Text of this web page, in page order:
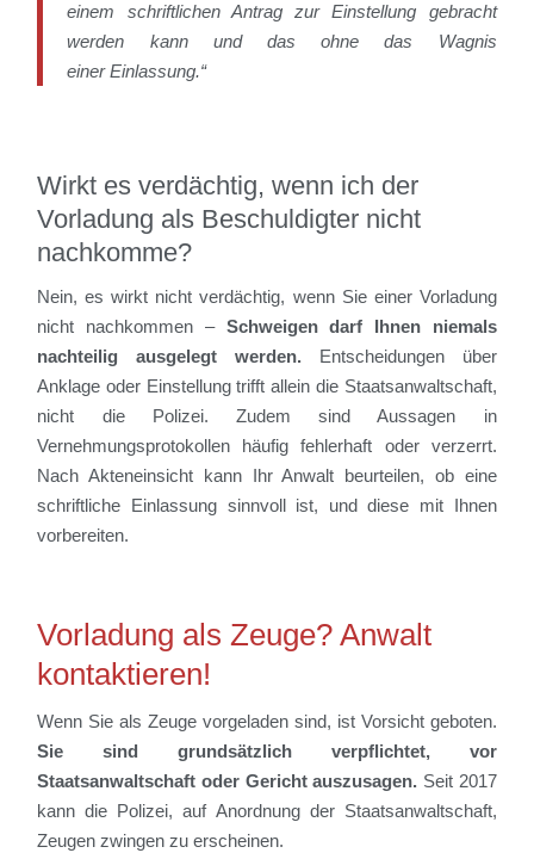
einem schriftlichen Antrag zur Einstellung gebracht
werden kann und das ohne das Wagnis
einer Einlassung.“
Wirkt es verdächtig, wenn ich der
Vorladung als Beschuldigter nicht
nachkomme?
Nein, es wirkt nicht verdächtig, wenn Sie einer Vorladung
nicht nachkommen – Schweigen darf Ihnen niemals
nachteilig ausgelegt werden. Entscheidungen über
Anklage oder Einstellung trifft allein die Staatsanwaltschaft,
nicht die Polizei. Zudem sind Aussagen in
Vernehmungsprotokollen häufig fehlerhaft oder verzerrt.
Nach Akteneinsicht kann Ihr Anwalt beurteilen, ob eine
schriftliche Einlassung sinnvoll ist, und diese mit Ihnen
vorbereiten.
Vorladung als Zeuge? Anwalt
kontaktieren!
Wenn Sie als Zeuge vorgeladen sind, ist Vorsicht geboten.
Sie sind grundsätzlich verpflichtet, vor
Staatsanwaltschaft oder Gericht auszusagen. Seit 2017
kann die Polizei, auf Anordnung der Staatsanwaltschaft,
Zeugen zwingen zu erscheinen.